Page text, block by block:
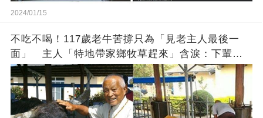
2024/01/15
不吃不喝！117歲老牛苦撐只為「見老主人最後一
面」 主人「特地帶家鄉牧草趕來」含淚：下輩子
找個好人家